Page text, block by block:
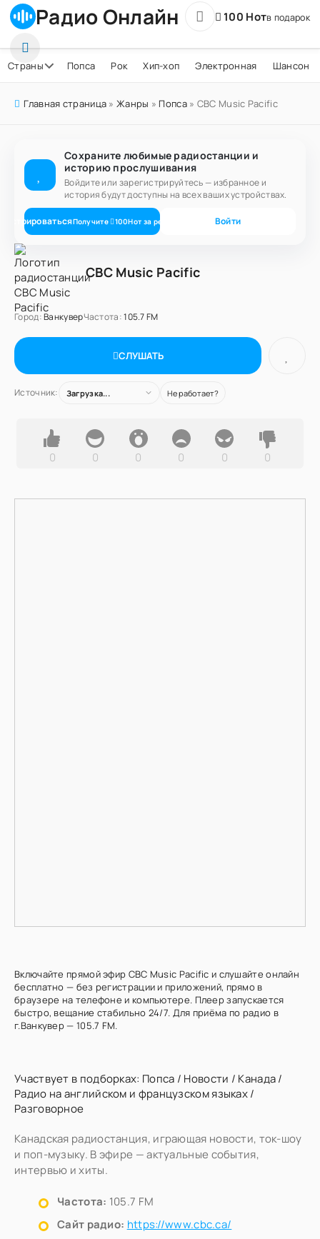
Радио Онлайн 100 Нотв подарок
Страны Попса Рок Хип-хоп Электронная Шансон
Главная страница »Жанры » Попса» CBC Music Pacific
Сохраните любимые радиостанции и
историю прослушивания
Войдите или зарегистрируйтесь — избранное и
история будут доступны на всех ваших устройствах.
Получите 100Нот за регистрацию Войти
CBC Music Pacific
Город:ВанкуверЧастота:105.7 FM
СЛУШАТЬ
Источник: Загрузка... Не работает?
0 0 0 0 0 0
Включайте прямой эфир CBC Music Pacific и слушайте онлайн
бесплатно — без регистрации и приложений, прямо в
браузере на телефоне и компьютере. Плеер запускается
быстро, вещание стабильно 24/7. Для приёма по радио в
г.Ванкувер — 105.7 FM.
Участвует в подборках: Попса / Новости / Канада/
Радио на английском и французском языках/
Разговорное
Канадская радиостанция, играющая новости, ток-шоу
и поп-музыку. В эфире — актуальные события,
интервью и хиты.
Частота: 105.7 FM
Сайт радио: https://www.cbc.ca/